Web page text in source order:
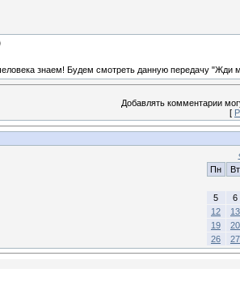
знаем! Будем смотреть данную передачу "Жди
Добавлять комментарии
[
Пн
Вт
5
6
12
13
19
20
26
27